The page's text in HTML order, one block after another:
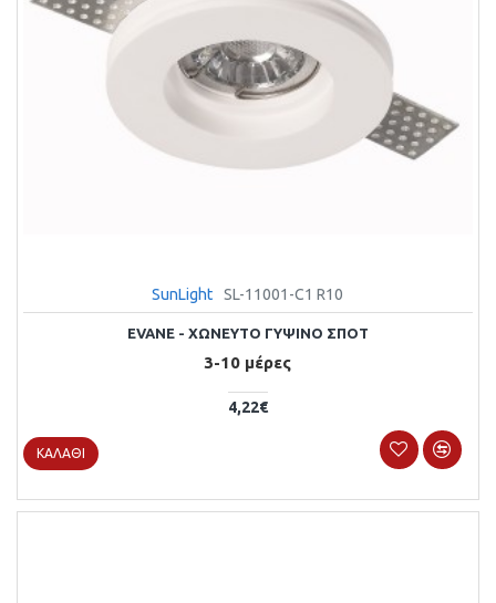
SunLight SL-11001-C1 R10
EVANE - ΧΩΝΕΥΤΌ ΓΎΨΙΝΟ ΣΠΟΤ
3-10 μέρες
4,22€
ΚΑΛΆΘΙ